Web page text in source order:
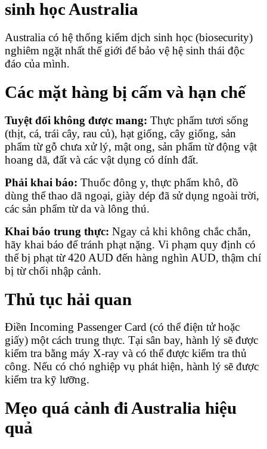
sinh học Australia
Australia có hệ thống kiểm dịch sinh học (biosecurity)
nghiêm ngặt nhất thế giới để bảo vệ hệ sinh thái độc
đáo của mình.
Các mặt hàng bị cấm và hạn chế
Tuyệt đối không được mang: Thực phẩm tươi sống
(thịt, cá, trái cây, rau củ), hạt giống, cây giống, sản
phẩm từ gỗ chưa xử lý, mật ong, sản phẩm từ động vật
hoang dã, đất và các vật dụng có dính đất.
Phải khai báo: Thuốc đông y, thực phẩm khô, đồ
dùng thể thao dã ngoại, giày dép đã sử dụng ngoài trời,
các sản phẩm từ da và lông thú.
Khai báo trung thực: Ngay cả khi không chắc chắn,
hãy khai báo để tránh phạt nặng. Vi phạm quy định có
thể bị phạt từ 420 AUD đến hàng nghìn AUD, thậm chí
bị từ chối nhập cảnh.
Thủ tục hải quan
Điền Incoming Passenger Card (có thể điện tử hoặc
giấy) một cách trung thực. Tại sân bay, hành lý sẽ được
kiểm tra bằng máy X-ray và có thể được kiểm tra thủ
công. Nếu có chó nghiệp vụ phát hiện, hành lý sẽ được
kiểm tra kỹ lưỡng.
Mẹo quá cảnh đi Australia hiệu
quả